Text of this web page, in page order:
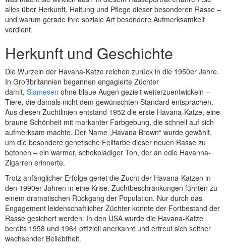
alles über Herkunft, Haltung und Pflege dieser besonderen Rasse –
und warum gerade ihre soziale Art besondere Aufmerksamkeit
verdient.
Herkunft und Geschichte
Die Wurzeln der Havana-Katze reichen zurück in die 1950er Jahre.
In Großbritannien begannen engagierte Züchter
damit, Siamesen ohne blaue Augen gezielt weiterzuentwickeln –
Tiere, die damals nicht dem gewünschten Standard entsprachen.
Aus diesen Zuchtlinien entstand 1952 die erste Havana-Katze, eine
braune Schönheit mit markanter Farbgebung, die schnell auf sich
aufmerksam machte. Der Name „Havana Brown“ wurde gewählt,
um die besondere genetische Fellfarbe dieser neuen Rasse zu
betonen – ein warmer, schokoladiger Ton, der an edle Havanna-
Zigarren erinnerte.
Trotz anfänglicher Erfolge geriet die Zucht der Havana-Katzen in
den 1990er Jahren in eine Krise. Zuchtbeschränkungen führten zu
einem dramatischen Rückgang der Population. Nur durch das
Engagement leidenschaftlicher Züchter konnte der Fortbestand der
Rasse gesichert werden. In den USA wurde die Havana-Katze
bereits 1958 und 1964 offiziell anerkannt und erfreut sich seither
wachsender Beliebtheit.